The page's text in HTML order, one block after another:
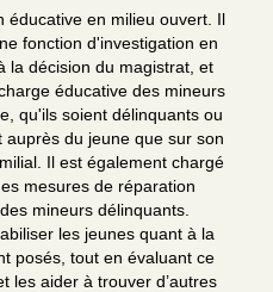
éducative en milieu ouvert. Il
fonction d'investigation en
la décision du magistrat, et
éducative des mineurs
qu'ils soient délinquants ou
du jeune que sur son
Il est également chargé
mesures de réparation
mineurs délinquants.
les jeunes quant à la
posés, tout en évaluant ce
les aider à trouver d’autres